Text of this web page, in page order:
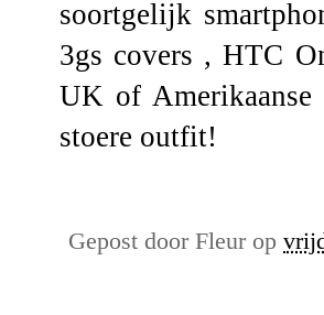
soortgelijk
3gs covers ,HTC
UK of
stoere outfit!
Gepost door Fleur op